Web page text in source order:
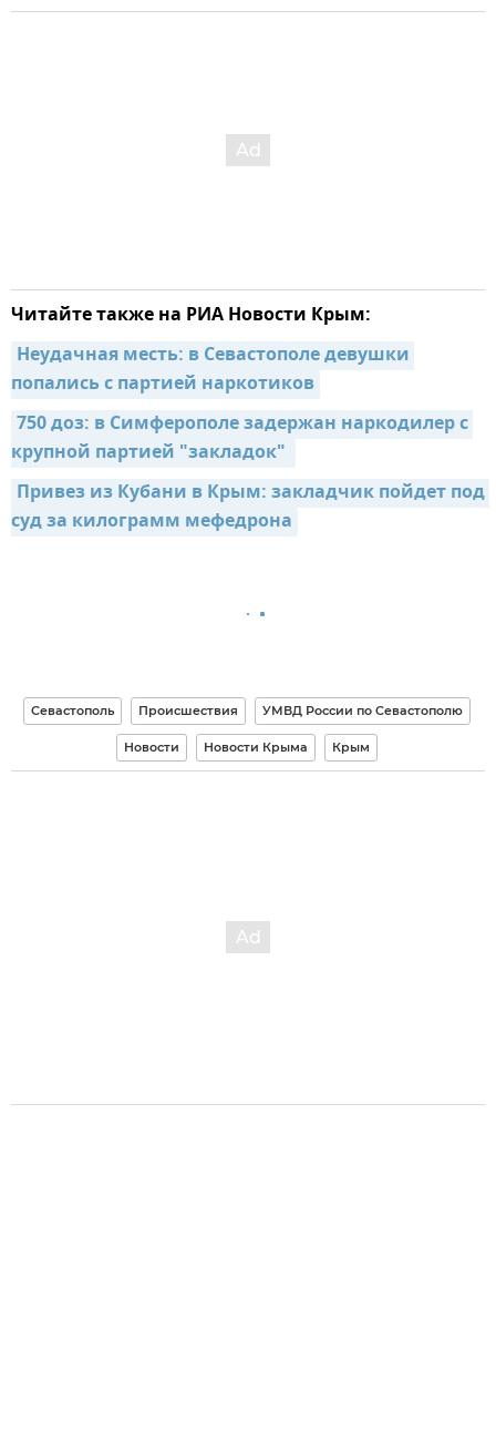
Читайте также на РИА Новости Крым:
Неудачная месть: в Севастополе девушки
попались с партией наркотиков
750 доз: в Симферополе задержан наркодилер с
крупной партией "закладок"
Привез из Кубани в Крым: закладчик пойдет под
суд за килограмм мефедрона
Севастополь Происшествия УМВД России по Севастополю
Новости Новости Крыма Крым